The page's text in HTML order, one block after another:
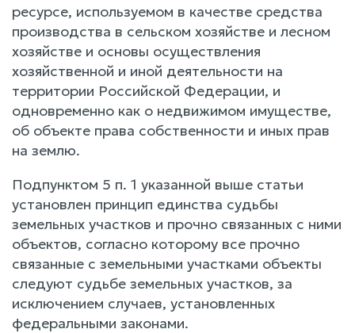
ресурсе, используемом в качестве средства
производства в сельском хозяйстве и лесном
хозяйстве и основы осуществления
хозяйственной и иной деятельности на
территории Российской Федерации, и
одновременно как о недвижимом имуществе,
об объекте права собственности и иных прав
на землю.
Подпунктом 5 п. 1 указанной выше статьи
установлен принцип единства судьбы
земельных участков и прочно связанных с ними
объектов, согласно которому все прочно
связанные с земельными участками объекты
следуют судьбе земельных участков, за
исключением случаев, установленных
федеральными законами.